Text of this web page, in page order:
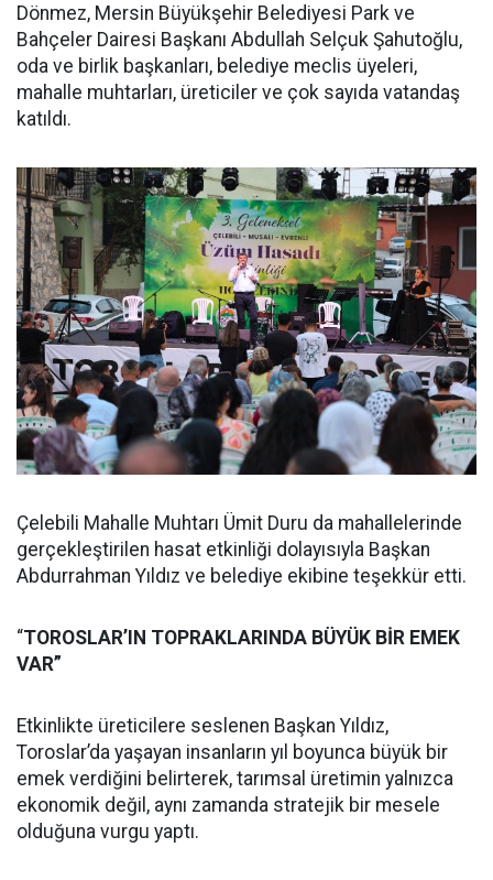
Dönmez, Mersin Büyükşehir Belediyesi Park ve
Bahçeler Dairesi Başkanı Abdullah Selçuk Şahutoğlu,
oda ve birlik başkanları, belediye meclis üyeleri,
mahalle muhtarları, üreticiler ve çok sayıda vatandaş
katıldı.
Çelebili Mahalle Muhtarı Ümit Duru da mahallelerinde
gerçekleştirilen hasat etkinliği dolayısıyla Başkan
Abdurrahman Yıldız ve belediye ekibine teşekkür etti.
“TOROSLAR’IN TOPRAKLARINDA BÜYÜK BİR EMEK
VAR”
Etkinlikte üreticilere seslenen Başkan Yıldız,
Toroslar’da yaşayan insanların yıl boyunca büyük bir
emek verdiğini belirterek, tarımsal üretimin yalnızca
ekonomik değil, aynı zamanda stratejik bir mesele
olduğuna vurgu yaptı.